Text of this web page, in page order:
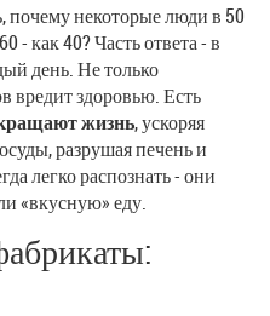
почему некоторые люди в 50
- как 40? Часть ответа - в
день. Не только
вредит здоровью. Есть
жизнь, ускоряя
разрушая печень и
легко распознать - они
«вкусную» еду.